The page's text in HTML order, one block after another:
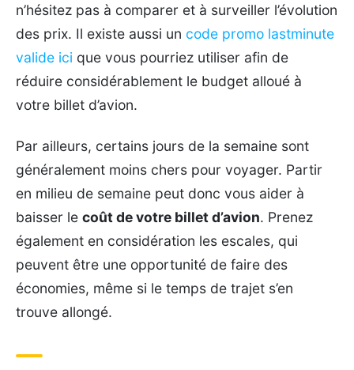
n’hésitez pas à comparer et à surveiller l’évolution
des prix. Il existe aussi un code promo lastminute
valide ici que vous pourriez utiliser afin de
réduire considérablement le budget alloué à
votre billet d’avion.
Par ailleurs, certains jours de la semaine sont
généralement moins chers pour voyager. Partir
en milieu de semaine peut donc vous aider à
baisser le coût de votre billet d’avion. Prenez
également en considération les escales, qui
peuvent être une opportunité de faire des
économies, même si le temps de trajet s’en
trouve allongé.